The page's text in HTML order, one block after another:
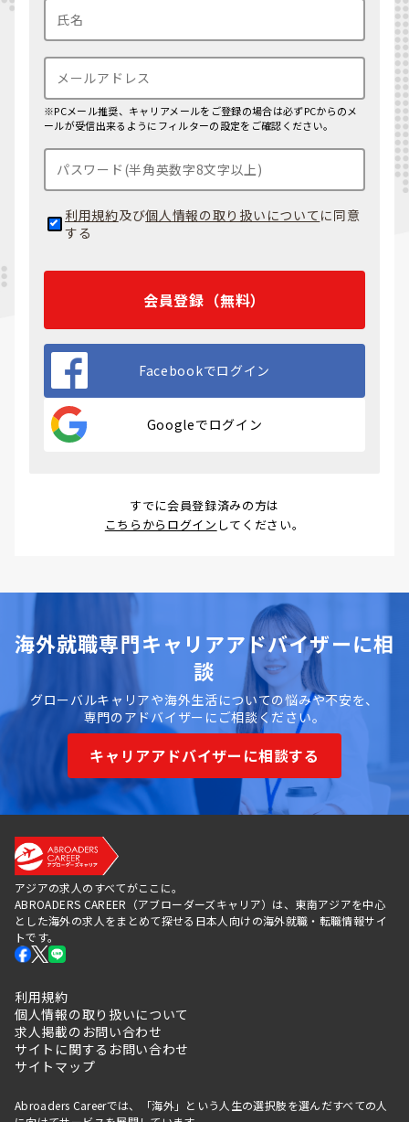
※PCメール推奨、キャリアメールをご登録の場合は必ずPCからのメ
ールが受信出来るようにフィルターの設定をご確認ください。
利用規約及び個人情報の取り扱いについて に同意
する
会員登録（無料）
Facebookでログイン
Googleでログイン
すでに会員登録済みの方は
こちらからログイン してください。
海外就職専門キャリアアドバイザーに相
談
グローバルキャリアや海外生活についての悩みや不安を、
専門のアドバイザーにご相談ください。
キャリアアドバイザーに相談する
アジアの求人のすべてがここに。
ABROADERS CAREER（アブローダーズキャリア）は、東南アジアを中心
とした海外の求人をまとめて探せる日本人向けの海外就職・転職情報サイ
トです。
利用規約
個人情報の取り扱いについて
求人掲載のお問い合わせ
サイトに関するお問い合わせ
サイトマップ
Abroaders Careerでは、「海外」という人生の選択肢を選んだすべての人